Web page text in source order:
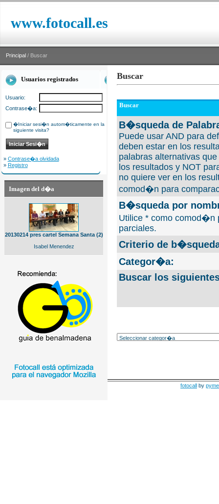
www.fotocall.es
Principal / Buscar
Usuarios registrados
Usuario:
Contrase�a:
�Iniciar sesi�n autom�ticamente en la
siguiente visita?
» Contrase�a olvidada
» Registro
Imagen del d�a
20130214 pres cartel Semana Santa (2)
Isabel Menendez
Buscar
Buscar
B�squeda de
Puede usar AND para
deben estar en los
palabras alternativas
los resultados y NOT
no quiere ver en los
comod�n para
B�squeda por
Utilice * como comod�n
parciales.
Criterio de
Categor�a:
Buscar los
fotocall by